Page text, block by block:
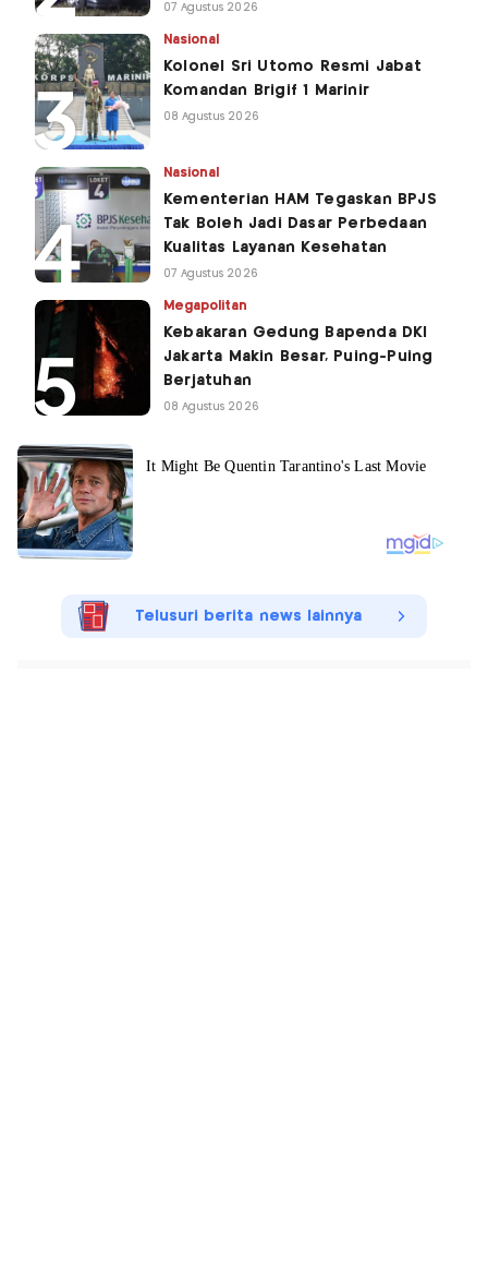
07 Agustus 2026
Nasional
Kolonel Sri Utomo Resmi Jabat
Komandan Brigif 1 Marinir
08 Agustus 2026
Nasional
Kementerian HAM Tegaskan BPJS
Tak Boleh Jadi Dasar Perbedaan
Kualitas Layanan Kesehatan
07 Agustus 2026
Megapolitan
Kebakaran Gedung Bapenda DKI
Jakarta Makin Besar, Puing-Puing
Berjatuhan
08 Agustus 2026
Telusuri berita news lainnya